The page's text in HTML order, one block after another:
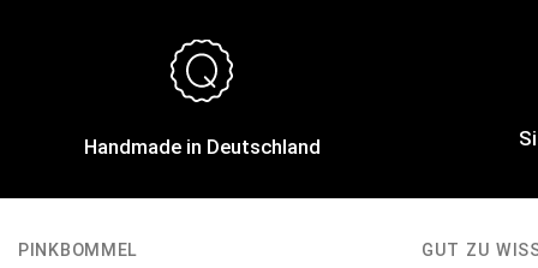
Handmade in Deutschland
PINKBOMMEL GUT ZU